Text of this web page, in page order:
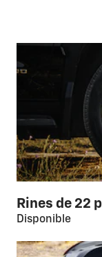
Rines de 22
Disponible